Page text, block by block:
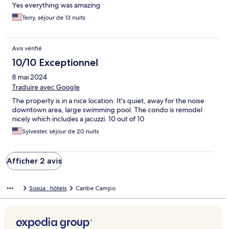
Yes everything was amazing
Terry, séjour de 13 nuits
Avis vérifié
10/10 Exceptionnel
8 mai 2024
Traduire avec Google
The property is in a nice location. It's quiet, away for the noise
downtown area, large swimming pool. The condo is remodel
nicely which includes a jacuzzi. 10 out of 10
Sylvester, séjour de 20 nuits
Afficher 2 avis
Sosúa : hôtels Caribe Campo